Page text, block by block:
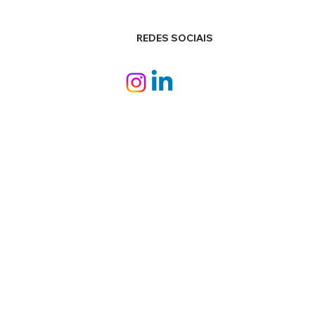
REDES SOCIAIS